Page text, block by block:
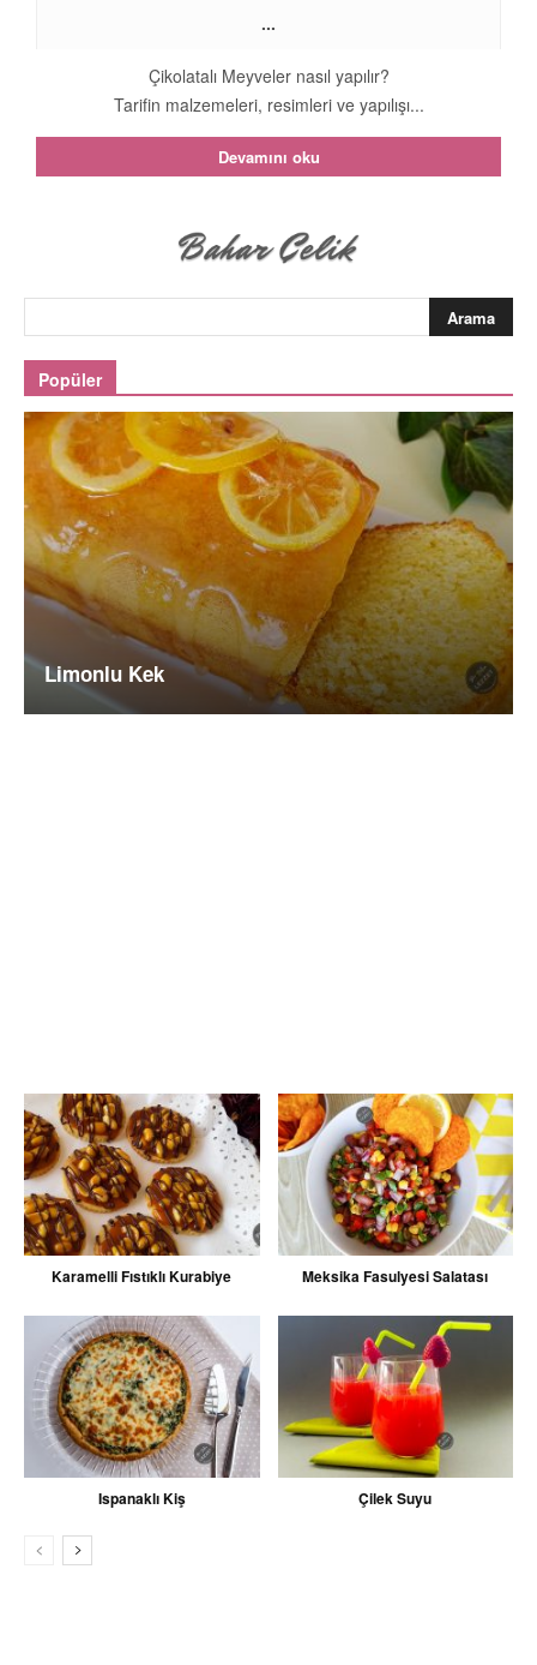
...
Çikolatalı Meyveler nasıl yapılır?
Tarifin malzemeleri, resimleri ve yapılışı...
Devamını oku
Popüler
Limonlu Kek
Karamelli Fıstıklı Kurabiye Meksika Fasulyesi Salatası
Ispanaklı Kiş Çilek Suyu